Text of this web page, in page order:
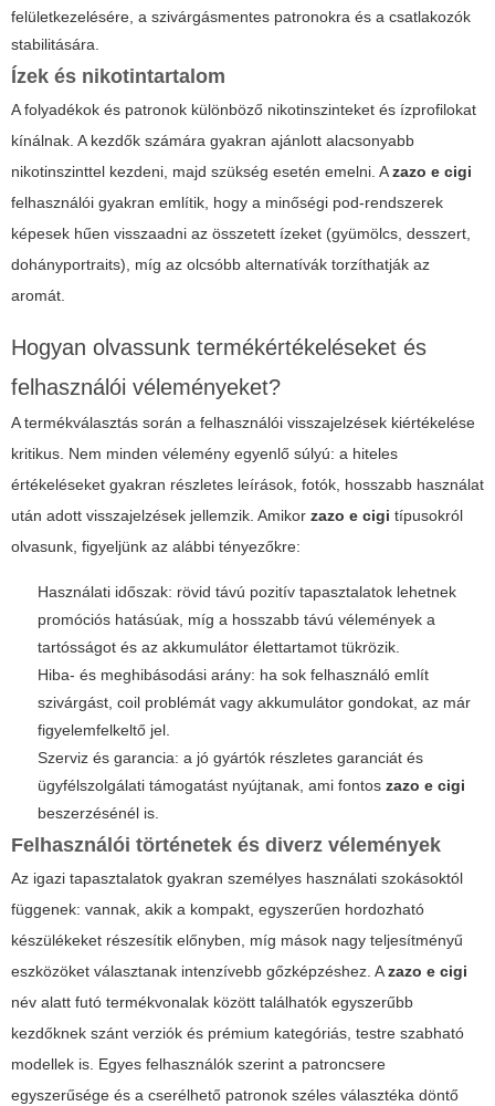
felületkezelésére, a szivárgásmentes patronokra és a csatlakozók
stabilitására.
Ízek és nikotintartalom
A folyadékok és patronok különböző nikotinszinteket és ízprofilokat
kínálnak. A kezdők számára gyakran ajánlott alacsonyabb
nikotinszinttel kezdeni, majd szükség esetén emelni. Azazo e cigi
felhasználói gyakran említik, hogy a minőségi pod-rendszerek
képesek hűen visszaadni az összetett ízeket (gyümölcs, desszert,
dohányportraits), míg az olcsóbb alternatívák torzíthatják az
aromát.
Hogyan olvassunk termékértékeléseket és
felhasználói véleményeket?
A termékválasztás során a felhasználói visszajelzések kiértékelése
kritikus. Nem minden vélemény egyenlő súlyú: a hiteles
értékeléseket gyakran részletes leírások, fotók, hosszabb használat
után adott visszajelzések jellemzik. Amikor zazo e cigi típusokról
olvasunk, figyeljünk az alábbi tényezőkre:
Használati időszak: rövid távú pozitív tapasztalatok lehetnek
promóciós hatásúak, míg a hosszabb távú vélemények a
tartósságot és az akkumulátor élettartamot tükrözik.
Hiba- és meghibásodási arány: ha sok felhasználó említ
szivárgást, coil problémát vagy akkumulátor gondokat, az már
figyelemfelkeltő jel.
Szerviz és garancia: a jó gyártók részletes garanciát és
ügyfélszolgálati támogatást nyújtanak, ami fontos zazo e cigi
beszerzésénél is.
Felhasználói történetek és diverz vélemények
Az igazi tapasztalatok gyakran személyes használati szokásoktól
függenek: vannak, akik a kompakt, egyszerűen hordozható
készülékeket részesítik előnyben, míg mások nagy teljesítményű
eszközöket választanak intenzívebb gőzképzéshez. Azazo e cigi
név alatt futó termékvonalak között találhatók egyszerűbb
kezdőknek szánt verziók és prémium kategóriás, testre szabható
modellek is. Egyes felhasználók szerint a patroncsere
egyszerűsége és a cserélhető patronok széles választéka döntő